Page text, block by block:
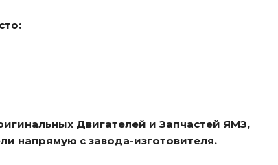
Двигателей и Запчастей ЯМЗ,
напрямую с завода-изготовителя.